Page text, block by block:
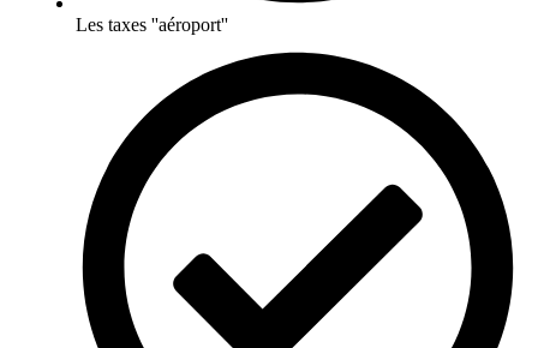
Les taxes ''aéroport''